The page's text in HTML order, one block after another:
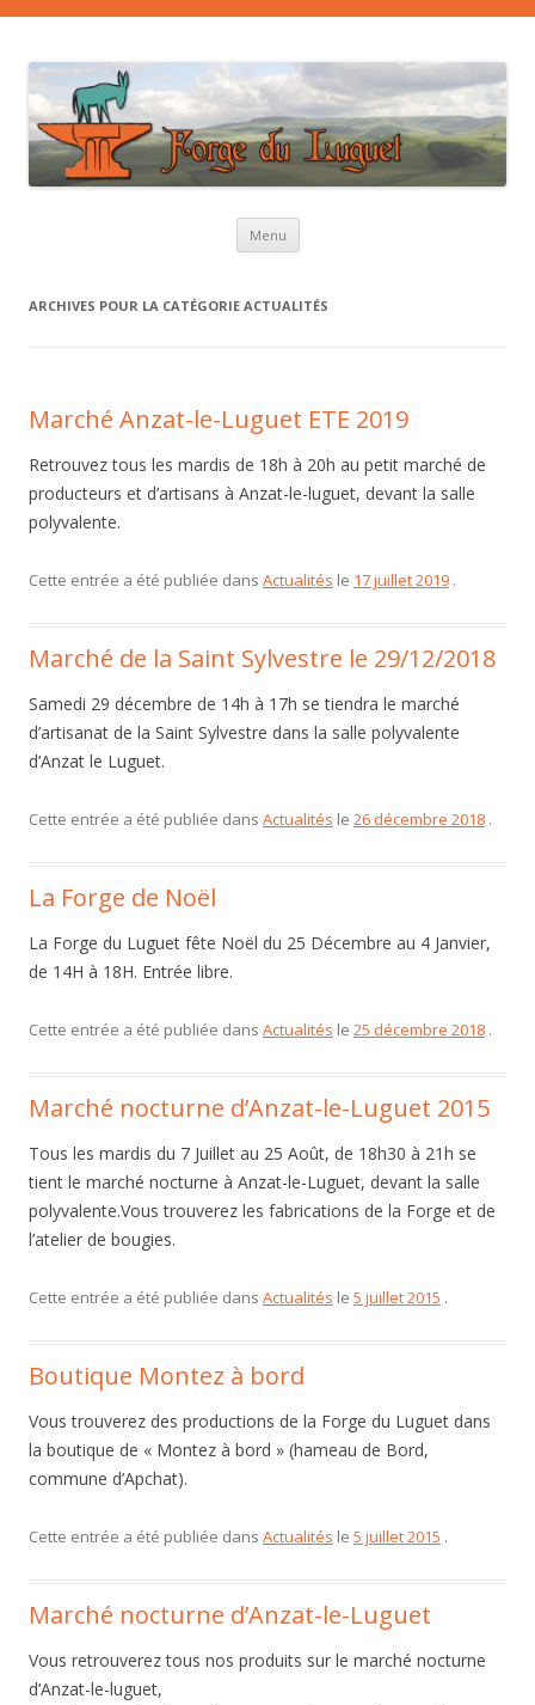
Menu Aller au contenu principal
ARCHIVES POUR LA CATÉGORIE ACTUALITÉS
Marché Anzat-le-Luguet ETE 2019
Retrouvez tous les mardis de 18h à 20h au petit marché de
producteurs et d’artisans à Anzat-le-luguet, devant la salle
polyvalente.
Cette entrée a été publiée dans Actualités le 17 juillet 2019 .
Marché de la Saint Sylvestre le 29/12/2018
Samedi 29 décembre de 14h à 17h se tiendra le marché
d’artisanat de la Saint Sylvestre dans la salle polyvalente
d’Anzat le Luguet.
Cette entrée a été publiée dans Actualités le 26 décembre 2018 .
La Forge de Noël
La Forge du Luguet fête Noël du 25 Décembre au 4 Janvier,
de 14H à 18H. Entrée libre.
Cette entrée a été publiée dans Actualités le 25 décembre 2018 .
Marché nocturne d’Anzat-le-Luguet 2015
Tous les mardis du 7 Juillet au 25 Août, de 18h30 à 21h se
tient le marché nocturne à Anzat-le-Luguet, devant la salle
polyvalente.Vous trouverez les fabrications de la Forge et de
l’atelier de bougies.
Cette entrée a été publiée dans Actualités le 5 juillet 2015 .
Boutique Montez à bord
Vous trouverez des productions de la Forge du Luguet dans
la boutique de « Montez à bord » (hameau de Bord,
commune d’Apchat).
Cette entrée a été publiée dans Actualités le 5 juillet 2015 .
Marché nocturne d’Anzat-le-Luguet
Vous retrouverez tous nos produits sur le marché nocturne
d’Anzat-le-luguet,